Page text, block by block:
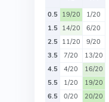
0.5 19/20
1/20
1.5 14/20
6/20
2.5 11/20
9/20
3.5
7/20
13/20
4.5
4/20
16/20
5.5
1/20
19/20
6.5
0/20 20/20